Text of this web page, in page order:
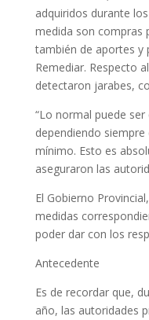
adquiridos durante
medida son compras
también de aportes y
Remediar. Respecto
detectaron jarabes,
“Lo normal puede
dependiendo
mínimo. Esto es
aseguraron las
El Gobierno
medidas
poder dar con los
Antecedente
Es de recordar que,
año, las autoridades